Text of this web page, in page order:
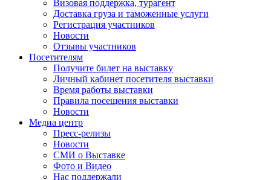
Визовая поддержка, турагент
Доставка груза и таможенные услуги
Регистрация участников
Новости
Отзывы участников
Посетителям
Получите билет на выставку
Личный кабинет посетителя выставки
Время работы выставки
Правила посещения выставки
Новости
Медиа центр
Пресс-релизы
Новости
СМИ о Выставке
Фото и Видео
Нас поддержали